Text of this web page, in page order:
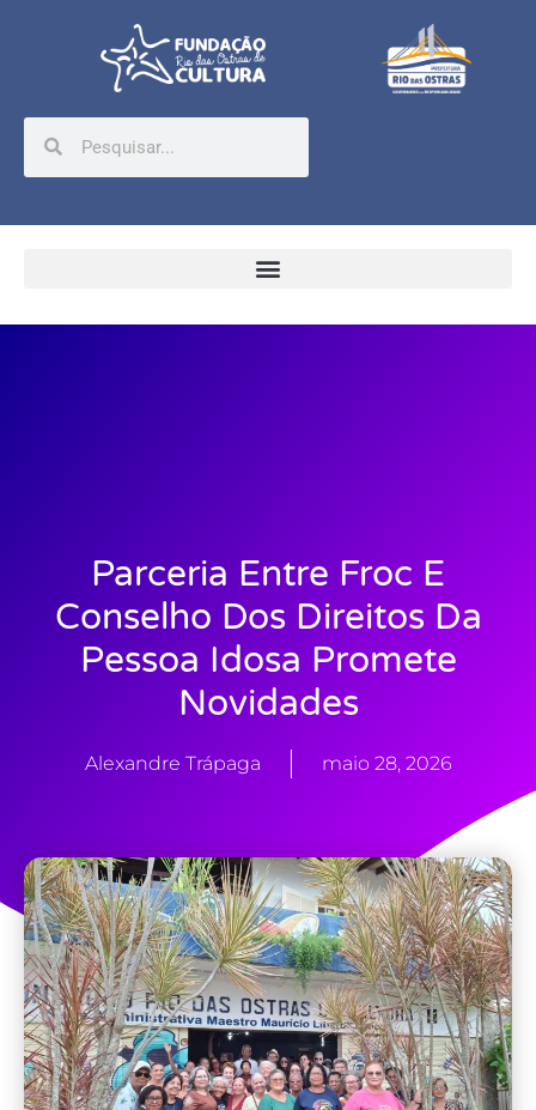
Parceria Entre Froc E
Conselho Dos Direitos Da
Pessoa Idosa Promete
Novidades
Alexandre Trápaga maio 28, 2026